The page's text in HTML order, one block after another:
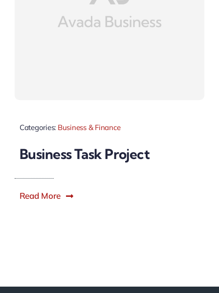
Categories: Business & Finance
Business Task Project
Read More